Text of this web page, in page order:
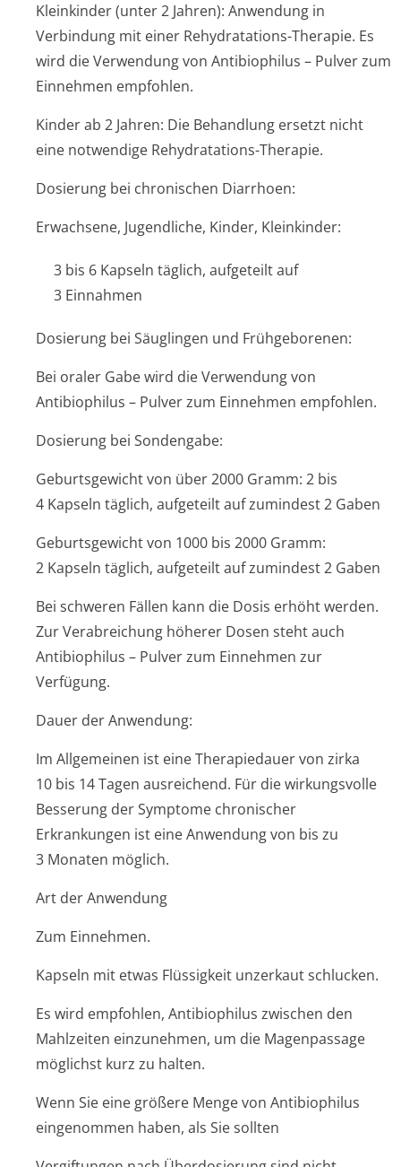
Kleinkinder (unter 2 Jahren): Anwendung in
Verbindung mit einer Rehydratations-Therapie. Es
wird die Verwendung von Antibiophilus – Pulver zum
Einnehmen empfohlen.
Kinder ab 2 Jahren: Die Behandlung ersetzt nicht
eine notwendige Rehydratations-Therapie.
Dosierung bei chronischen Diarrhoen:
Erwachsene, Jugendliche, Kinder, Kleinkinder:
3 bis 6 Kapseln täglich, aufgeteilt auf
3 Einnahmen
Dosierung bei Säuglingen und Frühgeborenen:
Bei oraler Gabe wird die Verwendung von
Antibiophilus – Pulver zum Einnehmen empfohlen.
Dosierung bei Sondengabe:
Geburtsgewicht von über 2000 Gramm: 2 bis
4 Kapseln täglich, aufgeteilt auf zumindest 2 Gaben
Geburtsgewicht von 1000 bis 2000 Gramm:
2 Kapseln täglich, aufgeteilt auf zumindest 2 Gaben
Bei schweren Fällen kann die Dosis erhöht werden.
Zur Verabreichung höherer Dosen steht auch
Antibiophilus – Pulver zum Einnehmen zur
Verfügung.
Dauer der Anwendung:
Im Allgemeinen ist eine Therapiedauer von zirka
10 bis 14 Tagen ausreichend. Für die wirkungsvolle
Besserung der Symptome chronischer
Erkrankungen ist eine Anwendung von bis zu
3 Monaten möglich.
Art der Anwendung
Zum Einnehmen.
Kapseln mit etwas Flüssigkeit unzerkaut schlucken.
Es wird empfohlen, Antibiophilus zwischen den
Mahlzeiten einzunehmen, um die Magenpassage
möglichst kurz zu halten.
Wenn Sie eine größere Menge von Antibiophilus
eingenommen haben, als Sie sollten